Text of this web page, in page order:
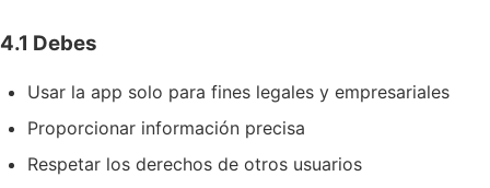
4.1 Debes
Usar la app solo para fines legales y empresariales
Proporcionar información precisa
Respetar los derechos de otros usuarios